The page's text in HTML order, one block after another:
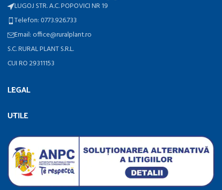
LUGOJ STR. A.C. POPOVICI NR 19
Telefon: 0773.926.733
Email: office@ruralplant.ro
S.C. RURAL PLANT S.R.L.
CUI RO 29311153
LEGAL
UTILE